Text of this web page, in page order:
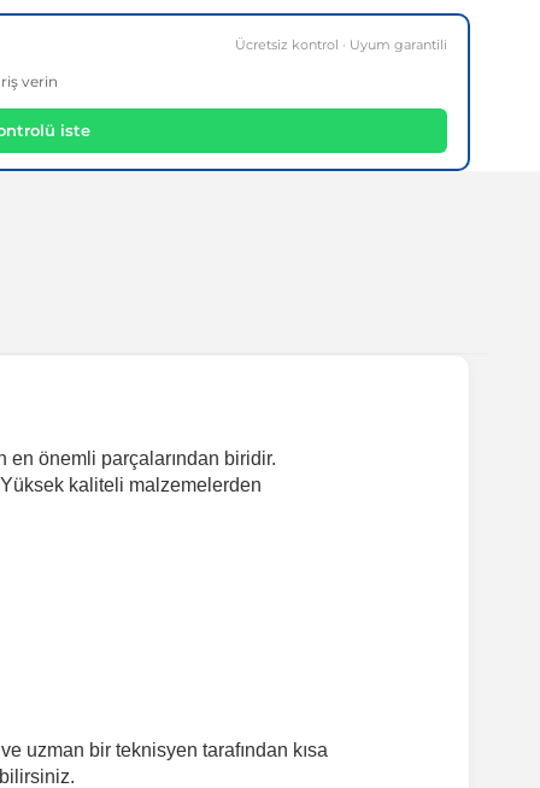
Ücretsiz kontrol · Uyum garantili
verin
iste
en önemli parçalarından biridir.
Yüksek kaliteli malzemelerden
uzman bir teknisyen tarafından kısa